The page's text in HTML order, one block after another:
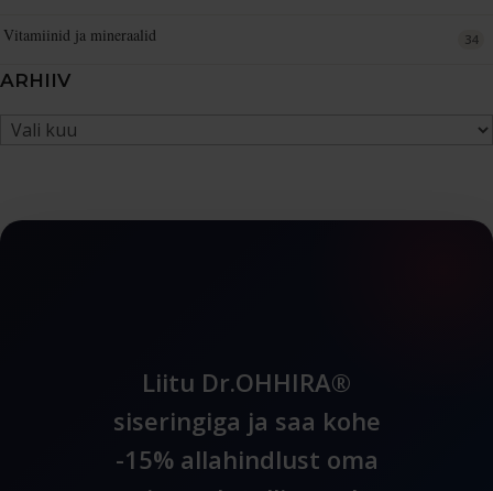
Vitamiinid ja mineraalid 34
ARHIIV
Arhiiv
Liitu Dr.OHHIRA®
siseringiga ja saa kohe
-15% allahindlust oma